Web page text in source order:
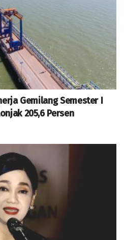
Gemilang Semester I
205,6 Persen